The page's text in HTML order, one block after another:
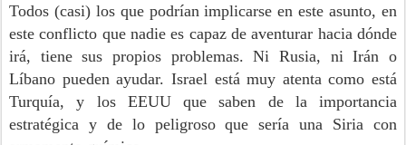
Todos (casi) los que podrían implicarse en este asunto, en
este conflicto que nadie es capaz de aventurar hacia dónde
irá, tiene sus propios problemas. Ni Rusia, ni Irán o
Líbano pueden ayudar. Israel está muy atenta como está
Turquía, y los EEUU que saben de la importancia
estratégica y de lo peligroso que sería una Siria con